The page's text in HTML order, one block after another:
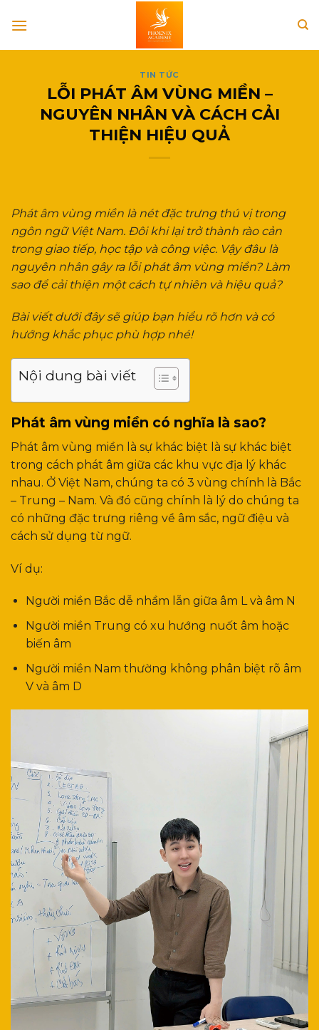
TIN TỨC
LỖI PHÁT ÂM VÙNG MIỀN –
NGUYÊN NHÂN VÀ CÁCH CẢI
THIỆN HIỆU QUẢ
Phát âm vùng miền là nét đặc trưng thú vị trong
ngôn ngữ Việt Nam. Đôi khi lại trở thành rào cản
trong giao tiếp, học tập và công việc. Vậy đâu là
nguyên nhân gây ra lỗi phát âm vùng miền? Làm
sao để cải thiện một cách tự nhiên và hiệu quả?
Bài viết dưới đây sẽ giúp bạn hiểu rõ hơn và có
hướng khắc phục phù hợp nhé!
Nội dung bài viết
Phát âm vùng miền có nghĩa là sao?
Phát âm vùng miền là sự khác biệt là sự khác biệt
trong cách phát âm giữa các khu vực địa lý khác
nhau. Ở Việt Nam, chúng ta có 3 vùng chính là Bắc
– Trung – Nam. Và đó cũng chính là lý do chúng ta
có những đặc trưng riêng về âm sắc, ngữ điệu và
cách sử dụng từ ngữ.
Ví dụ:
Người miền Bắc dễ nhầm lẫn giữa âm L và âm N
Người miền Trung có xu hướng nuốt âm hoặc
biến âm
Người miền Nam thường không phân biệt rõ âm
V và âm D